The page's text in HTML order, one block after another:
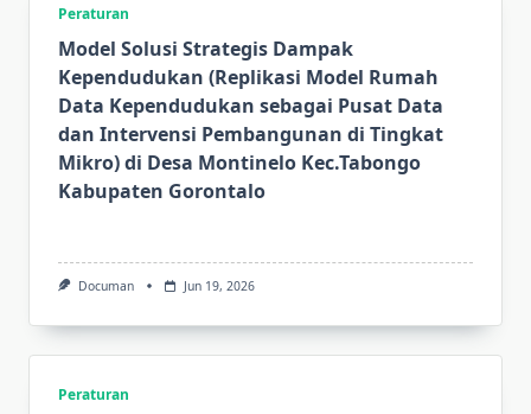
Peraturan
Model Solusi Strategis Dampak
Kependudukan (Replikasi Model Rumah
Data Kependudukan sebagai Pusat Data
dan Intervensi Pembangunan di Tingkat
Mikro) di Desa Montinelo Kec.Tabongo
Kabupaten Gorontalo
Documan Jun 19, 2026
Peraturan